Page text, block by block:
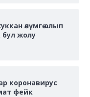
өлүмгө алып
бул жолу
коронавирус
фейк